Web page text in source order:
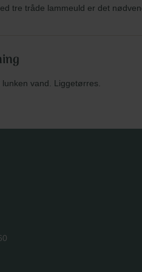
tre tråde lammeuld er det
vand. Liggetørres.